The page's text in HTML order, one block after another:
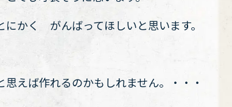
かく がんばってほしいと思います。
えば作れるのかもしれません。・・・